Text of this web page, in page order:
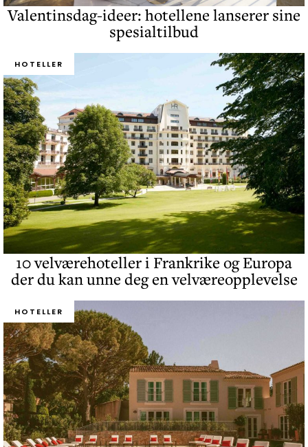
Valentinsdag-ideer: hotellene lanserer sine
spesialtilbud
HOTELLER
10 velværehoteller i Frankrike og Europa
der du kan unne deg en velværeopplevelse
HOTELLER